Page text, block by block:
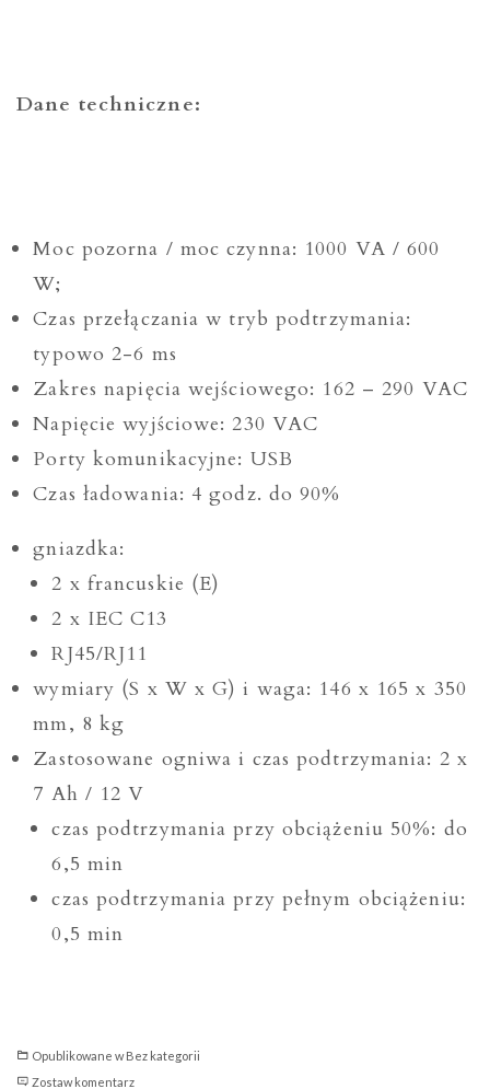
Dane techniczne:
Moc pozorna / moc czynna: 1000 VA / 600
W;
Czas przełączania w tryb podtrzymania:
typowo 2-6 ms
Zakres napięcia wejściowego: 162 – 290 VAC
Napięcie wyjściowe: 230 VAC
Porty komunikacyjne: USB
Czas ładowania: 4 godz. do 90%
gniazdka:
2 x francuskie (E)
2 x IEC C13
RJ45/RJ11
wymiary (S x W x G) i waga: 146 x 165 x 350
mm, 8 kg
Zastosowane ogniwa i czas podtrzymania: 2 x
7 Ah / 12 V
czas podtrzymania przy obciążeniu 50%: do
6,5 min
czas podtrzymania przy pełnym obciążeniu:
0,5 min
Opublikowane wBez kategorii
Zostaw komentarzPowerWalker